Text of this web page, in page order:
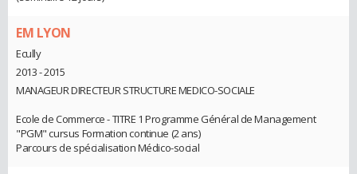
EM LYON
Ecully
2013 - 2015
MANAGEUR DIRECTEUR STRUCTURE MEDICO-SOCIALE
Ecole de Commerce - TITRE 1 Programme Général de Management
"PGM" cursus Formation continue (2 ans)
Parcours de spécialisation Médico-social